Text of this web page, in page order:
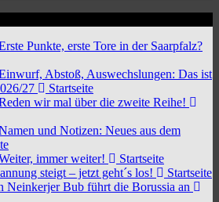
Punkte, erste Tore in der Saarpfalz?
Abstoß, Auswechslungen: Das ist
27
Startseite
wir mal über die zweite Reihe!
und Notizen: Neues aus dem
immer weiter!
Startseite
steigt – jetzt geht´s los!
Startseite
Neinkerjer Bub führt die Borussia an